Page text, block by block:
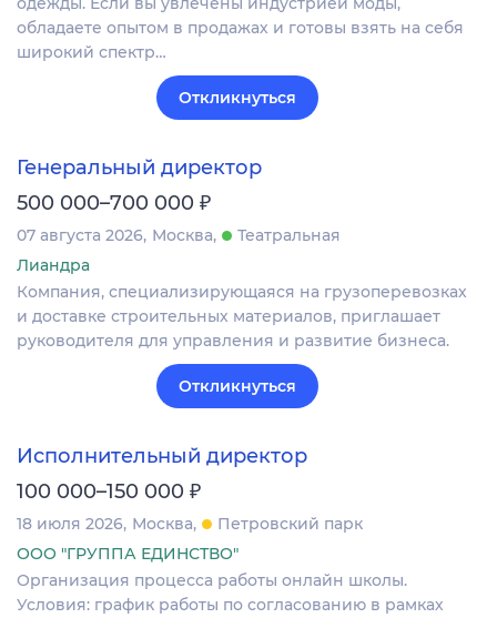
обладаете опытом в продажах и готовы взять на себя
широкий спектр…
Откликнуться
Генеральный директор
500 000–700 000 ₽
07 августа 2026 Москва
Театральная
Лиандра
Компания, специализирующаяся на грузоперевозках
и доставке строительных материалов, приглашает
руководителя для управления и развитие бизнеса.
Откликнуться
Исполнительный директор
100 000–150 000 ₽
18 июля 2026 Москва
Петровский парк
ООО "ГРУППА ЕДИНСТВО"
Организация процесса работы онлайн школы.
Условия: график работы по согласованию в рамках